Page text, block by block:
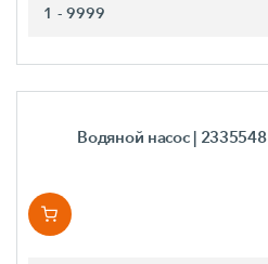
1 - 9999
Водяной насос | 2335548